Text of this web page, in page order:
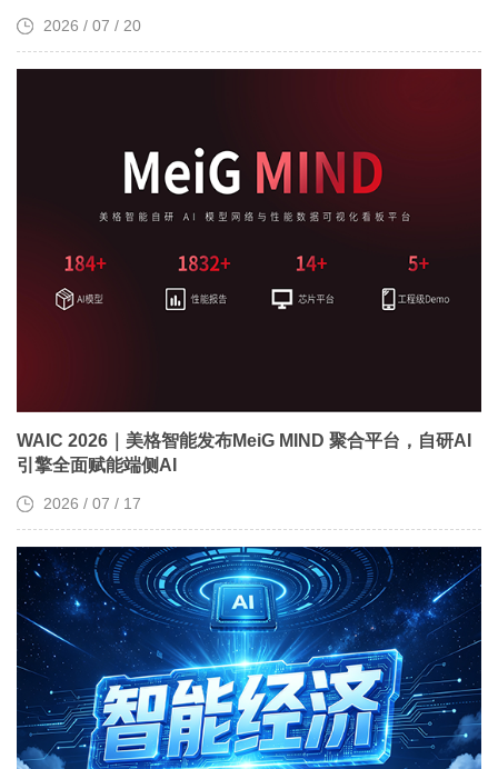
2026 / 07 / 20
WAIC 2026｜美格智能发布MeiG MIND 聚合平台，自研AI
引擎全面赋能端侧AI
2026 / 07 / 17